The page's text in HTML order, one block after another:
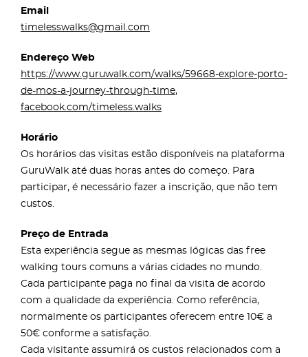
Email
timelesswalks@gmail.com
Endereço Web
https://www.guruwalk.com/walks/59668-explore-porto-
de-mos-a-journey-through-time,
facebook.com/timeless.walks
Horário
Os horários das visitas estão disponíveis na plataforma
GuruWalk até duas horas antes do começo. Para
participar, é necessário fazer a inscrição, que não tem
custos.
Preço de Entrada
Esta experiência segue as mesmas lógicas das free
walking tours comuns a várias cidades no mundo.
Cada participante paga no final da visita de acordo
com a qualidade da experiência. Como referência,
normalmente os participantes oferecem entre 10€ a
50€ conforme a satisfação.
Cada visitante assumirá os custos relacionados com a